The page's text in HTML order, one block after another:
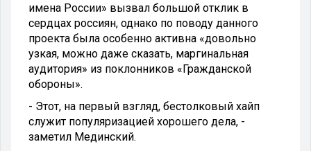
имена России» вызвал большой отклик в
сердцах россиян, однако по поводу данного
проекта была особенно активна «довольно
узкая, можно даже сказать, маргинальная
аудитория» из поклонников «Гражданской
обороны».
- Этот, на первый взгляд, бестолковый хайп
служит популяризацией хорошего дела, -
заметил Мединский.